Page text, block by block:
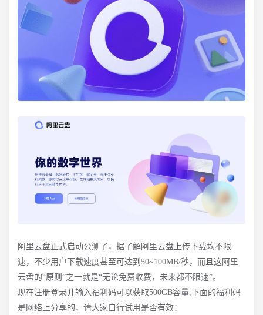
阿里云盘正式启动公测了，据了解阿里云盘上传下载均不限
速，不少用户下载速度甚至可达到50~100MB/秒，而且这阿里
云盘的“原则”之一就是“无论免费收费，未来都不限速”。
现在注册登录并输入福利码可以获取500GB容量,下面的福利码
是网络上分享的，请大家自行试用是否有效：